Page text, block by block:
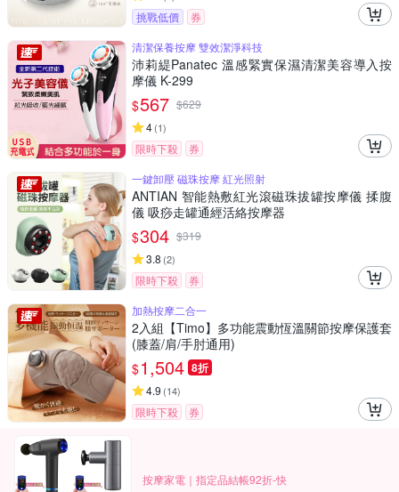
挑戰低價
券
清潔保養按摩 雙效潔淨科技
沛莉緹Panatec 溫感緊實保濕清潔美容導入按
摩儀 K-299
$567 $629
4(1)
限時下殺
券
一鍵卸壓 磁珠按摩 紅光照射
ANTIAN 智能熱敷紅光滾磁珠拔罐按摩儀 揉腹
儀 吸痧走罐通經活絡按摩器
$304 $319
3.8 (2)
限時下殺
券
加熱按摩二合一
2入組【Timo】多功能震動恆溫關節按摩保護套
(膝蓋/肩/手肘通用)
$1,504 8折
4.9 (14)
限時下殺 券
按摩家電｜指定品結帳92折-快